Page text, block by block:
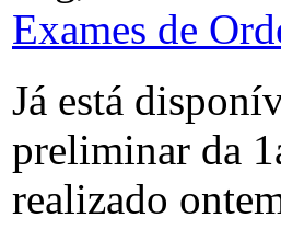
Exames de
Já está
preliminar da
realizado